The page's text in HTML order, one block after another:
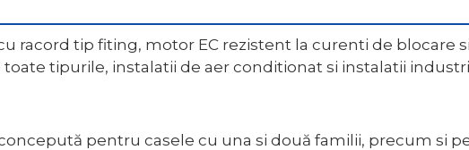
racord tip fiting, motor EC rezistent la curenti de blocare
tipurile, instalatii de aer conditionat si instalatii
pentru casele cu una si două familii, precum si